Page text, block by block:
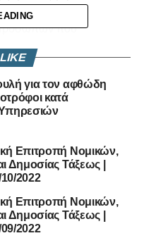
Θεμάτων
Προσώπων που
για τον αφθώδη
κατά
Υπηρεσιών
Επιτροπή Νομικών,
Δημοσίας Τάξεως |
2022
Επιτροπή Νομικών,
Δημοσίας Τάξεως |
2022